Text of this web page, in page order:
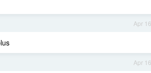
Apr 16
Apr 16